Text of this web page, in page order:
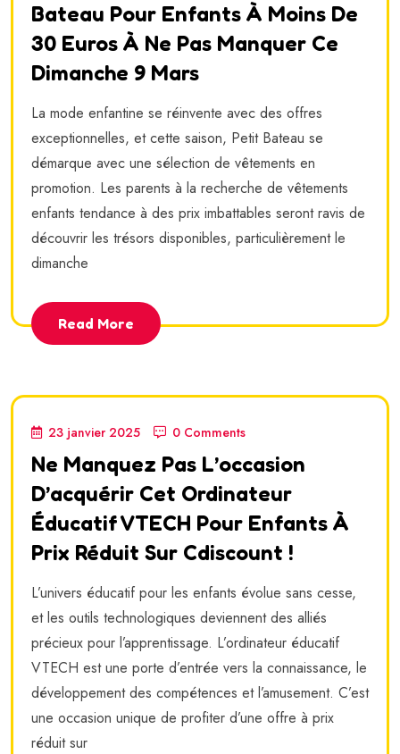
Bateau Pour Enfants À Moins De
30 Euros À Ne Pas Manquer Ce
Dimanche 9 Mars
La mode enfantine se réinvente avec des offres
exceptionnelles, et cette saison, Petit Bateau se
démarque avec une sélection de vêtements en
promotion. Les parents à la recherche de vêtements
enfants tendance à des prix imbattables seront ravis de
découvrir les trésors disponibles, particulièrement le
dimanche
Read More
23 janvier 2025 0 Comments
Ne Manquez Pas L’occasion
D’acquérir Cet Ordinateur
Éducatif VTECH Pour Enfants À
Prix Réduit Sur Cdiscount !
L’univers éducatif pour les enfants évolue sans cesse,
et les outils technologiques deviennent des alliés
précieux pour l’apprentissage. L’ordinateur éducatif
VTECH est une porte d’entrée vers la connaissance, le
développement des compétences et l’amusement. C’est
une occasion unique de profiter d’une offre à prix
réduit sur